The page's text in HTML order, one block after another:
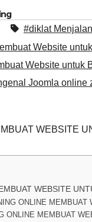
#diklat
Website
Website untuk
Joomla online
WEBSITE
WEBSITE
ONLINE
ONLINE MEMBUAT